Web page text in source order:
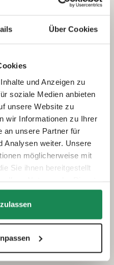
Über Cookies
und Anzeigen zu
soziale Medien anbieten
unsere Website zu
wir Informationen zu Ihrer
an unsere Partner für
Analysen weiter. Unsere
möglicherweise mit
Sie ihnen bereitgestellt